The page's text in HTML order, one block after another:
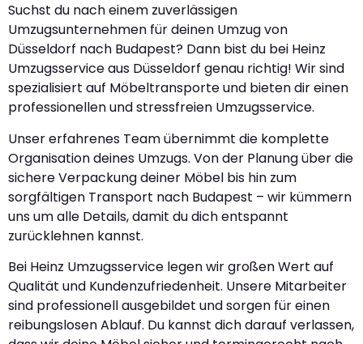
Suchst du nach einem zuverlässigen
Umzugsunternehmen für deinen Umzug von
Düsseldorf nach Budapest? Dann bist du bei Heinz
Umzugsservice aus Düsseldorf genau richtig! Wir sind
spezialisiert auf Möbeltransporte und bieten dir einen
professionellen und stressfreien Umzugsservice.
Unser erfahrenes Team übernimmt die komplette
Organisation deines Umzugs. Von der Planung über die
sichere Verpackung deiner Möbel bis hin zum
sorgfältigen Transport nach Budapest – wir kümmern
uns um alle Details, damit du dich entspannt
zurücklehnen kannst.
Bei Heinz Umzugsservice legen wir großen Wert auf
Qualität und Kundenzufriedenheit. Unsere Mitarbeiter
sind professionell ausgebildet und sorgen für einen
reibungslosen Ablauf. Du kannst dich darauf verlassen,